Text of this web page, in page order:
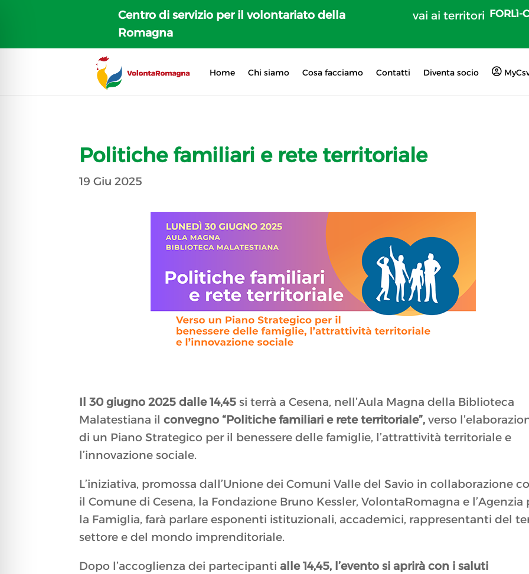
Centro di servizio per il volontariato della
Romagna
vai ai territori FORLì-
Home Chi siamo Cosa facciamo Contatti Diventa socio
Politiche familiari e rete territoriale
19 Giu 2025
Il 30 giugno 2025 dalle 14,45 si terrà a Cesena, nell’Aula Magna della Biblioteca
Malatestiana ilconvegno “Politiche familiari e rete territoriale”,verso
di un Piano Strategico per il benessere delle famiglie, l’attrattività territoriale e
l’innovazione sociale.
L’iniziativa, promossa dall’Unione dei Comuni Valle del Savio in collaborazione
il Comune di Cesena, la Fondazione Bruno Kessler, VolontaRomagna e l’Agenzia
la Famiglia, farà parlare esponenti istituzionali, accademici, rappresentanti del
settore e del mondo imprenditoriale.
Dopo l’accoglienza dei partecipantialle 14,45, l’evento si aprirà con i saluti